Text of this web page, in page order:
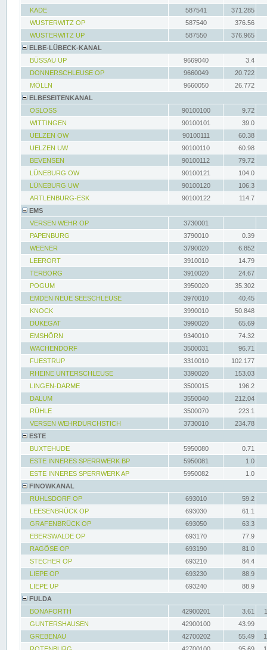
KADE
587541
371.285
WUSTERWITZ OP
587540
376.56
WUSTERWITZ UP
587550
376.965
ELBE-LÜBECK-KANAL
BÜSSAU UP
9669040
3.4
DONNERSCHLEUSE OP
9660049
20.722
MÖLLN
9660050
26.772
ELBESEITENKANAL
OSLOSS
90100100
9.72
WITTINGEN
90100101
39.0
UELZEN OW
90100111
60.38
UELZEN UW
90100110
60.98
BEVENSEN
90100112
79.72
LÜNEBURG OW
90100121
104.0
LÜNEBURG UW
90100120
106.3
ARTLENBURG-ESK
90100122
114.7
EMS
VERSEN WEHR OP
3730001
PAPENBURG
3790010
0.39
WEENER
3790020
6.852
LEERORT
3910010
14.79
TERBORG
3910020
24.67
POGUM
3950020
35.302
EMDEN NEUE SEESCHLEUSE
3970010
40.45
KNOCK
3990010
50.848
DUKEGAT
3990020
65.69
EMSHÖRN
9340010
74.32
WACHENDORF
3500031
96.71
FUESTRUP
3310010
102.177
RHEINE UNTERSCHLEUSE
3390020
153.03
LINGEN-DARME
3500015
196.2
DALUM
3550040
212.04
RÜHLE
3500070
223.1
VERSEN WEHRDURCHSTICH
3730010
234.78
ESTE
BUXTEHUDE
5950080
0.71
ESTE INNERES SPERRWERK BP
5950081
1.0
ESTE INNERES SPERRWERK AP
5950082
1.0
FINOWKANAL
RUHLSDORF OP
693010
59.2
LEESENBRÜCK OP
693030
61.1
GRAFENBRÜCK OP
693050
63.3
EBERSWALDE OP
693170
77.9
RAGÖSE OP
693190
81.0
STECHER OP
693210
84.4
LIEPE OP
693230
88.9
LIEPE UP
693240
88.9
FULDA
BONAFORTH
42900201 3.61
GUNTERSHAUSEN
42900100
43.99
GREBENAU
42700202 55.49